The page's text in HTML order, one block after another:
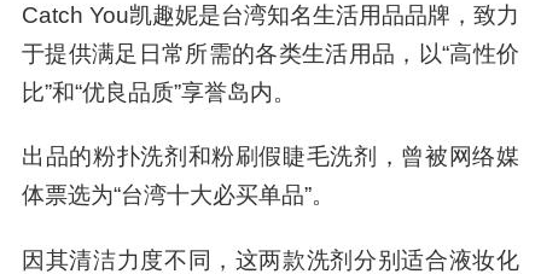
Catch You凯趣妮是台湾知名生活用品品牌，致力
于提供满足日常所需的各类生活用品，以“高性价
比”和“优良品质”享誉岛内。
出品的粉扑洗剂和粉刷假睫毛洗剂，曾被网络媒
体票选为“台湾十大必买单品”。
因其清洁力度不同，这两款洗剂分别适合液妆化